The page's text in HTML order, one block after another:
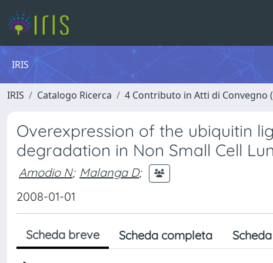
IRIS
IRIS Catalogo Ricerca 4 Contributo in Atti di Convegno
Overexpression of the ubiquitin
degradation in Non Small Cell
Amodio N; Malanga D;
2008-01-01
Scheda breve Scheda completa